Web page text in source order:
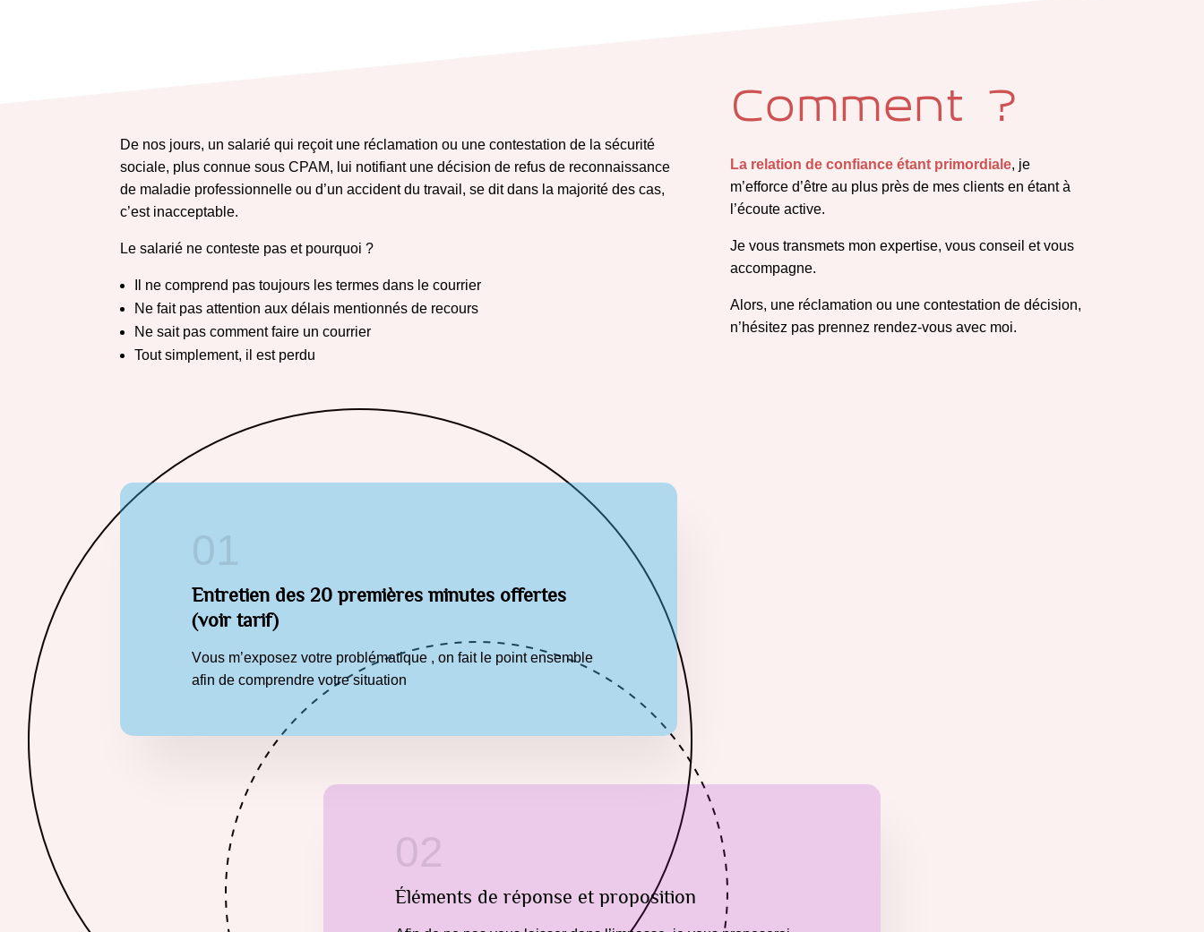
De nos jours, un salarié qui reçoit une réclamation ou une contestation de la sécurité
sociale, plus connue sous CPAM, lui notifiant une décision de refus de reconnaissance
de maladie professionnelle ou d’un accident du travail,se dit dans la majorité des cas,
c’est inacceptable.
Le salarié ne conteste pas et pourquoi ?
Il ne comprend pas toujours les termes dans le courrier
Ne fait pas attention aux délais mentionnés de recours
Ne sait pas comment faire un courrier
Tout simplement, il est perdu
Comment ?
La relation de confiance étant primordiale, je
m’efforce d’être au plus près de mes clients en étant à
l’écoute active.
Je vous transmets mon expertise, vous conseil et vous
accompagne.
Alors, une réclamation ou une contestation de décision,
n’hésitez pas prennez rendez-vous avec moi.
01
Entretien des 20 premières minutes offertes
(voir tarif)
Vous m’exposez votre problématique , on fait le point ensemble
afin de comprendre votre situation
02
Éléments de réponse et proposition